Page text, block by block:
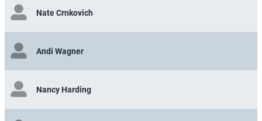
Nate Crnkovich
Andi Wagner
Nancy Harding